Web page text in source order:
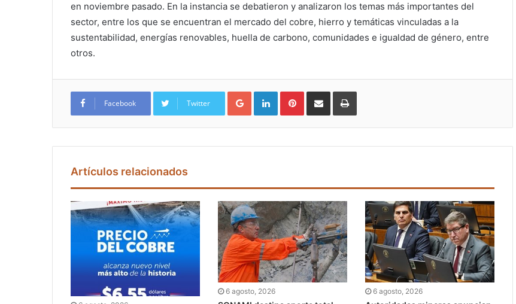
en noviembre pasado. En la instancia se debatieron y analizaron los temas más importantes del
sector, entre los que se encuentran el mercado del cobre, hierro y temáticas vinculadas a la
sustentabilidad, energías renovables, huella de carbono, comunidades e igualdad de género, entre
otros.
Facebook Twitter
Google+ LinkedIn Pinterest
Artículos relacionados
6 agosto, 2026 6 agosto, 2026